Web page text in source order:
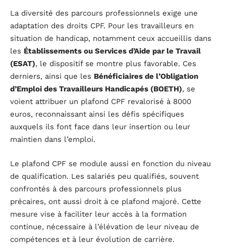
La diversité des parcours professionnels exige une
adaptation des droits CPF. Pour les travailleurs en
situation de handicap, notamment ceux accueillis dans
les Établissements ou Services d’Aide par le Travail
(ESAT), le dispositif se montre plus favorable. Ces
derniers, ainsi que les Bénéficiaires de l’Obligation
d’Emploi des Travailleurs Handicapés (BOETH), se
voient attribuer un plafond CPF revalorisé à 8000
euros, reconnaissant ainsi les défis spécifiques
auxquels ils font face dans leur insertion ou leur
maintien dans l’emploi.
Le plafond CPF se module aussi en fonction du niveau
de qualification. Les salariés peu qualifiés, souvent
confrontés à des parcours professionnels plus
précaires, ont aussi droit à ce plafond majoré. Cette
mesure vise à faciliter leur accès à la formation
continue, nécessaire à l’élévation de leur niveau de
compétences et à leur évolution de carrière.